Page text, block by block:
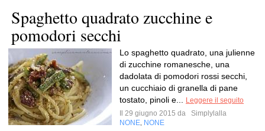
Spaghetto quadrato zucchine e
pomodori secchi
Lo spaghetto quadrato, una julienne
di zucchine romanesche, una
dadolata di pomodori rossi secchi,
un cucchiaio di granella di pane
tostato, pinoli e...
Leggere il seguito
Il 29 giugno 2015 da
Simplylalla
NONE NONE